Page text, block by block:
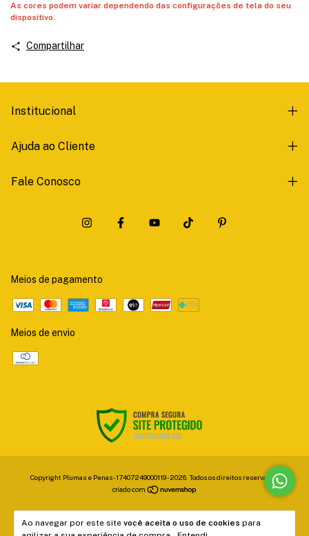
Ao navegar por este site você aceita o uso de cookies para
As cores podem variar dependendo das configurações de tela do seu
dispositivo.
Compartilhar
Institucional
Ajuda ao Cliente
Fale Conosco
Meios de pagamento
Meios de envio
Copyright Plumas e Penas - 17407249000119 - 2026. Todos os direitos reservados.